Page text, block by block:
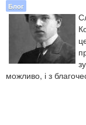
Блог
можливо, і з